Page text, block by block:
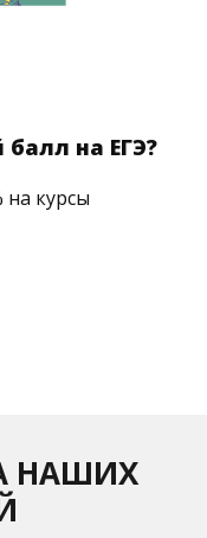
на ЕГЭ?
на курсы
НАШИХ